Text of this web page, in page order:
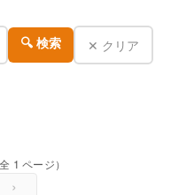
🔍 検索 ✕ クリア
1 ページ）
›